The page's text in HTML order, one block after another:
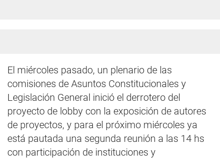
El miércoles pasado, un plenario de las
comisiones de Asuntos Constitucionales y
Legislación General inició el derrotero del
proyecto de lobby con la exposición de autores
de proyectos, y para el próximo miércoles ya
está pautada una segunda reunión a las 14 hs
con participación de instituciones y